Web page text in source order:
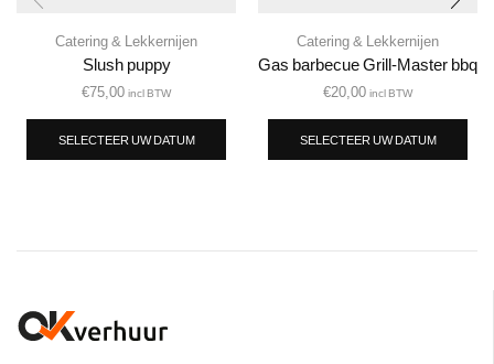
Catering & Lekkernijen
Slush puppy
€75,00 incl BTW
SELECTEER UW DATUM
Catering & Lekkernijen
Gas barbecue Grill-Master bbq
€20,00 incl BTW
SELECTEER UW DATUM